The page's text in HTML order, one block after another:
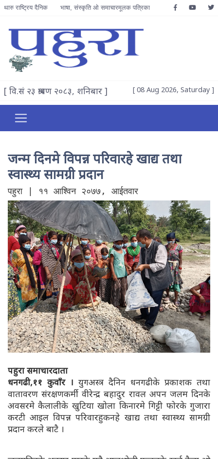
थारु राष्ट्रिय दैनिक भाषा, संस्कृति ओ समाचारमूलक पत्रिका
[ वि.सं २३ श्रावण २०८३, शनिबार ] [ 08 Aug 2026, Saturday ]
जन्म दिनमे विपन्न परिवारहे खाद्य तथा
स्वास्थ्य सामग्री प्रदान
पहुरा | ११ आश्विन २०७७, आईतवार
पहुरा समाचारदाता
धनगढी,११ कुवाँर । युगअस्त्र दैनिन धनगढीके प्रकाशक तथा
वातावरण संरक्षणकर्मी वीरेन्द्र बहादुर रावल अपन जलम दिनके
अवसरमे कैलालीके खुटिया खोला किनारमे गिट्टी फोरके गुजारा
करटी आइल विपन्न परिवारहुकनहे खाद्य तथा स्वास्थ्य सामग्री
प्रदान करले बाटै ।